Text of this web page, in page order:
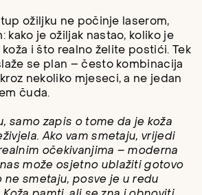
ožiljku ne počinje laserom,
kako je ožiljak nastao, koliko je
koža i što realno želite postići. Tek
se plan – često kombinacija
nekoliko mjeseci, a ne jedan
čuda.
samo zapis o tome da je koža
Ako vam smetaju, vrijedi
očekivanjima – moderna
može osjetno ublažiti gotovo
ne smetaju, posve je u redu